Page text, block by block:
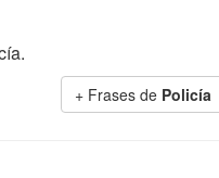
+ Frases de Policía